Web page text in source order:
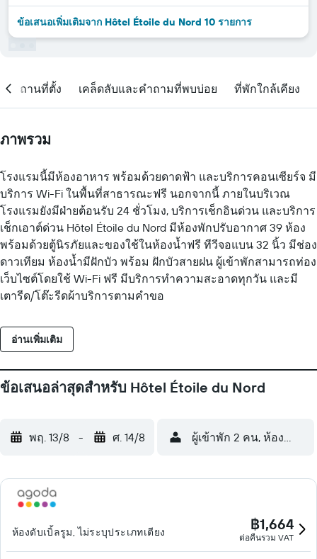
ข้อเสนอเพิ่มเติมจาก Hôtel Étoile du Nord 10 รายการ
สถานที่ตั้ง เคล็ดลับและคำถามที่พบบ่อย ที่พักใกล้เคียง
ภาพรวม
โรงแรมนี้มีห้องอาหาร พร้อมด้วยดาดฟ้า และบริการคอนเซียร์จ มี
บริการ Wi-Fi ในพื้นที่สาธารณะฟรี นอกจากนี้ ภายในบริเวณ
โรงแรมยังมีฝ่ายต้อนรับ 24 ชั่วโมง, บริการเช็กอินด่วน และบริการ
เช็กเอาต์ด่วน Hôtel Étoile du Nord มีห้องพักปรับอากาศ 39 ห้อง
พร้อมด้วยตู้นิรภัยและของใช้ในห้องน้ำฟรี ทีวีจอแบน 32 นิ้ว มีช่อง
ดาวเทียม ห้องน้ำมีฝักบัว พร้อม ฝักบัวสายฝน ผู้เข้าพักสามารถท่อง
เว็บไซต์โดยใช้ Wi-Fi ฟรี มีบริการทำความสะอาดทุกวัน และมี
เตารีด/โต๊ะรีดผ้าบริการตามคำขอ
อ่านเพิ่มเติม
ข้อเสนอล่าสุดสำหรับ Hôtel Étoile du Nord
พฤ. 13/8 - ศ. 14/8 ผู้เข้าพัก 2 คน, ห้องพัก 1
ห้องดับเบิ้ลรูม, ไม่ระบุประเภทเตียง ฿1,664
ต่อคืนรวม VAT